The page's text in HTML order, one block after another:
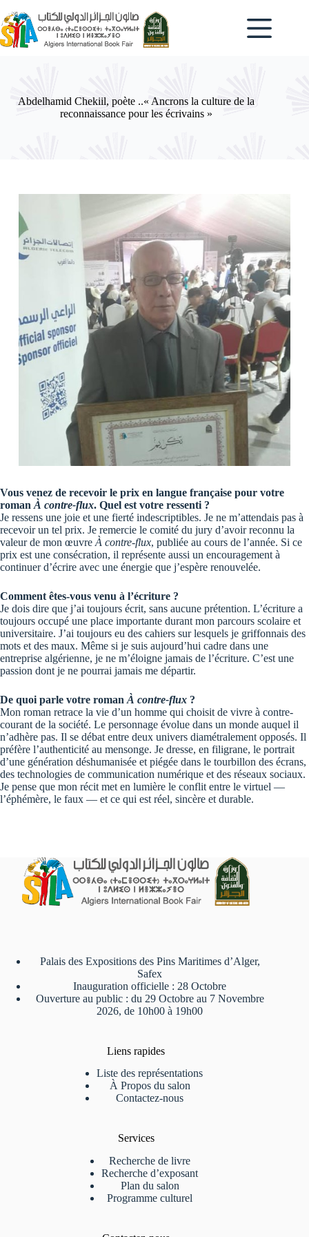
au
contenu
Abdelhamid Chekiil, poète ..« Ancrons la culture de la
reconnaissance pour les écrivains »
Vous venez de recevoir le prix en langue française pour votre
roman À contre-flux. Quel est votre ressenti ?
Je ressens une joie et une fierté indescriptibles. Je ne m’attendais pas à
recevoir un tel prix. Je remercie le comité du jury d’avoir reconnu la
valeur de mon œuvre À contre-flux, publiée au cours de l’année. Si ce
prix est une consécration, il représente aussi un encouragement à
continuer d’écrire avec une énergie que j’espère renouvelée.
Comment êtes-vous venu à l’écriture ?
Je dois dire que j’ai toujours écrit, sans aucune prétention. L’écriture a
toujours occupé une place importante durant mon parcours scolaire et
universitaire. J’ai toujours eu des cahiers sur lesquels je griffonnais des
mots et des maux. Même si je suis aujourd’hui cadre dans une
entreprise algérienne, je ne m’éloigne jamais de l’écriture. C’est une
passion dont je ne pourrai jamais me départir.
De quoi parle votre roman À contre-flux ?
Mon roman retrace la vie d’un homme qui choisit de vivre à contre-
courant de la société. Le personnage évolue dans un monde auquel il
n’adhère pas. Il se débat entre deux univers diamétralement opposés. Il
préfère l’authenticité au mensonge. Je dresse, en filigrane, le portrait
d’une génération déshumanisée et piégée dans le tourbillon des écrans,
des technologies de communication numérique et des réseaux sociaux.
Je pense que mon récit met en lumière le conflit entre le virtuel —
l’éphémère, le faux — et ce qui est réel, sincère et durable.
Palais des Expositions des Pins Maritimes d’Alger,
Safex
Inauguration officielle : 28 Octobre
Ouverture au public : du 29 Octobre au 7 Novembre
2026, de 10h00 à 19h00
Liens rapides
Liste des représentations
À Propos du salon
Contactez-nous
Services
Recherche de livre
Recherche d’exposant
Plan du salon
Programme culturel